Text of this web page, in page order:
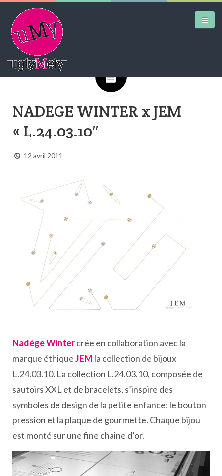
AIRTRAINERPEDIA
STREET ART
Google+
NADEGE WINTER x JEM
« L.24.03.10″
12 avril 2011
Nadège Wintercrée en collaboration avec la
marque éthiqueJEM la collection de bijoux
L.24.03.10. La collection L.24.03.10, composée de
sautoirs XXL et de bracelets, s’inspire des
symboles de design de la petite enfance: le bouton
pression et la plaque de gourmette. Chaque bijou
est monté sur une fine chaine d’or.